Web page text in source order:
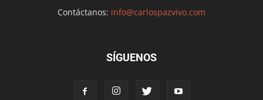
Contáctanos: info@carlospazvivo.com
SÍGUENOS